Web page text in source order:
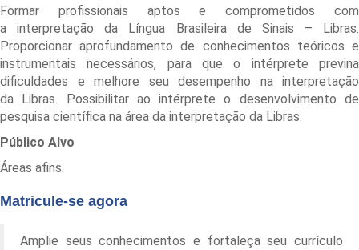
Formar profissionais aptos e comprometidos com
ainterpretação da Língua Brasileira de Sinais – Libras.
Proporcionar aprofundamento de conhecimentos teóricos e
instrumentais necessários, para que o intérprete previna
dificuldades e melhore seu desempenho na interpretação
da
Libras. Possibilitar ao intérprete
o desenvolvimento de
pesquisa científica na área da interpretação da Libras.
Público Alvo
Áreas afins.
Matricule-se agora
Amplie seus conhecimentos e fortaleça seu currículo